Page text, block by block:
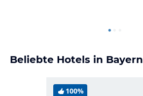
Beliebte Hotels in Bayern
100%